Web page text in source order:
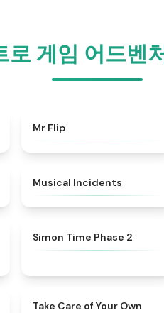
로 게임 어드벤
Mr Flip
Musical Incidents
Simon Time Phase 2
Take Care of Your Own